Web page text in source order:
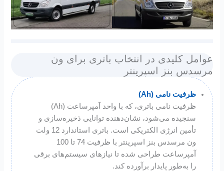
عوامل کلیدی در انتخاب باتری برای ون
مرسدس بنز اسپرینتر
ظرفیت نامی (Ah)
ظرفیت نامی باتری، که با واحد آمپرساعت (Ah)
سنجیده می‌شود، نشان‌دهنده توانایی ذخیره‌سازی و
تأمین انرژی الکتریکی است. باتری استاندارد 12 ولت
ون مرسدس بنز اسپرینتر با ظرفیت 74 تا 100
آمپرساعت طراحی شده تا نیازهای سیستم‌های برقی
را به‌طور پایدار برآورده کند.